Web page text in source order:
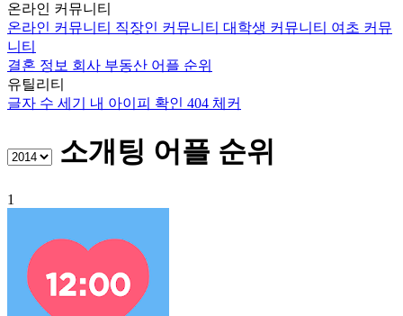
온라인 커뮤니티
온라인 커뮤니티 직장인 커뮤니티 대학생 커뮤니티 여초 커뮤
니티
결혼 정보 회사 부동산 어플 순위
유틸리티
글자 수 세기 내 아이피 확인 404 체커
소개팅 어플 순위
1